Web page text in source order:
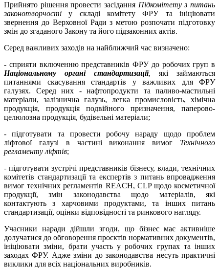
Прийнято рішення провести засідання Підкомітету з питань
законотворчості у складі комітету ФРУ та ініціювати
звернення до Верховної Ради з метою розпочати підготовку
змін до згаданого Закону та його підзаконних актів.
Серед важливих заходів на найближчий час визначено:
- сприяти включенню представників ФРУ до робочих груп в
Національному органі стандартизації, які займаються
питаннями скасування стандартів у важливих для ФРУ
галузях. Серед них - нафтопродукти та паливо-мастильні
матеріали, залізнична галузь, легка промисловість, хімічна
продукція, продукція подвійного призначення, паперово-
целюлозна продукція, будівельні матеріали;
- підготувати та провести робочу нараду щодо проблем
ліфтової галузі в частині виконання вимог Технічного
регламенту ліфтів;
- підготувати зустрічі представників бізнесу, влади, технічних
комітетів стандартизації та експертів з питань впровадження
вимог технічних регламентів REACH, CLP щодо косметичної
продукції, змін законодавства щодо матеріалів, які
контактують з харчовими продуктами, та інших питань
стандартизації, оцінки відповідності та ринкового нагляду.
Учасники наради дійшли згоди, що бізнес має активніше
долучатися до обговорення проєктів нормативних документів,
ініціювати зміни, брати участь у робочих групах та інших
заходах ФРУ. Адже зміни до законодавства несуть практичні
виклики для всіх національних виробників.